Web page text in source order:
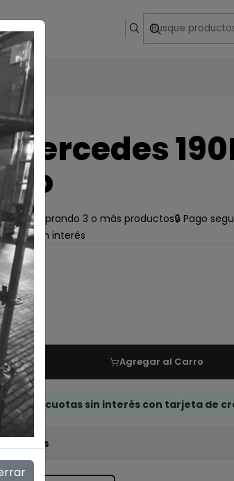
comprando 3 o más productos🔒 Pago
Cuotas sin interés
Agregar al Carro
en 3 cuotas sin interés con tarjeta de